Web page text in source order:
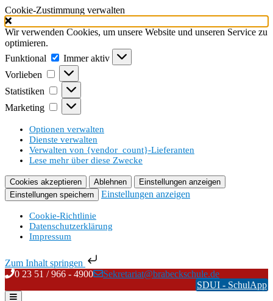
Cookie-Zustimmung verwalten
Wir verwenden Cookies, um unsere Website und unseren Service zu
optimieren.
Funktional
Funktional
Immer aktiv
Vorlieben
Vorlieben
Statistiken Statistiken
Marketing Marketing
Optionen verwalten
Dienste verwalten
Verwalten von {vendor_count}-Lieferanten
Lese mehr über diese Zwecke
Cookies akzeptieren Ablehnen
Einstellungen anzeigen
Einstellungen speichern
Einstellungen anzeigen
Cookie-Richtlinie
Datenschutzerklärung
Impressum
Zum Inhalt springen
Skip
content
0 23 51 / 966 - 4900
Sekretariat@brabeckschule.de
SDUI - SchulApp